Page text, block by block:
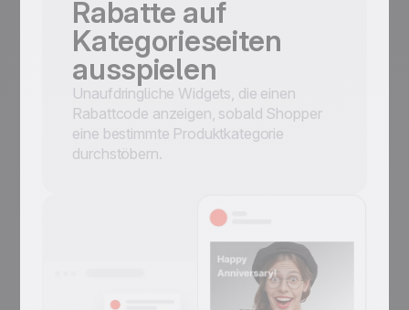
Rabatte auf
Kategorieseiten
ausspielen
Unaufdringliche Widgets, die einen
Rabattcode anzeigen, sobald Shopper
eine bestimmte Produktkategorie
durchstöbern.